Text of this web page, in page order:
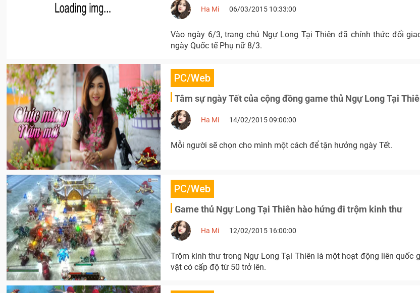
Ha Mi 06/03/2015 10:33:00
Vào ngày 6/3, trang chủ Ngự Long Tại Thiên đã chính thức đổi
ngày Quốc tế Phụ nữ 8/3.
PC/Web
Tâm sự ngày Tết của cộng đồng game thủ Ngự Long Tại
Ha Mi 14/02/2015 09:00:00
Mỗi người sẽ chọn cho mình một cách để tận hưởng ngày Tết.
PC/Web
Game thủ Ngự Long Tại Thiên hào hứng đi trộm kinh thư
Ha Mi 12/02/2015 16:00:00
Trộm kinh thư trong Ngự Long Tại Thiên là một hoạt động liên quốc
vật có cấp độ từ 50 trở lên.